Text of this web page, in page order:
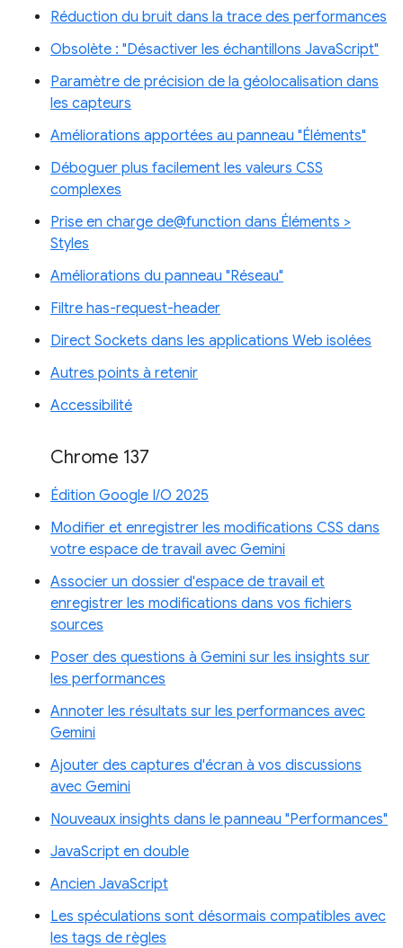
Réduction du bruit dans la trace des performances
Obsolète : "Désactiver les échantillons JavaScript"
Paramètre de précision de la géolocalisation dans
les capteurs
Améliorations apportées au panneau "Éléments"
Déboguer plus facilement les valeurs CSS
complexes
Prise en charge de@function dans Éléments >
Styles
Améliorations du panneau "Réseau"
Filtre has-request-header
Direct Sockets dans les applications Web isolées
Autres points à retenir
Accessibilité
Chrome 137
Édition Google I/O 2025
Modifier et enregistrer les modifications CSS dans
votre espace de travail avec Gemini
Associer un dossier d'espace de travail et
enregistrer les modifications dans vos fichiers
sources
Poser des questions à Gemini sur les insights sur
les performances
Annoter les résultats sur les performances avec
Gemini
Ajouter des captures d'écran à vos discussions
avec Gemini
Nouveaux insights dans le panneau "Performances"
JavaScript en double
Ancien JavaScript
Les spéculations sont désormais compatibles avec
les tags de règles